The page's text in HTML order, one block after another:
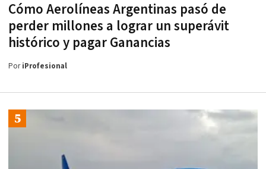
Cómo Aerolíneas Argentinas pasó de
perder millones a lograr un superávit
histórico y pagar Ganancias
PoriProfesional